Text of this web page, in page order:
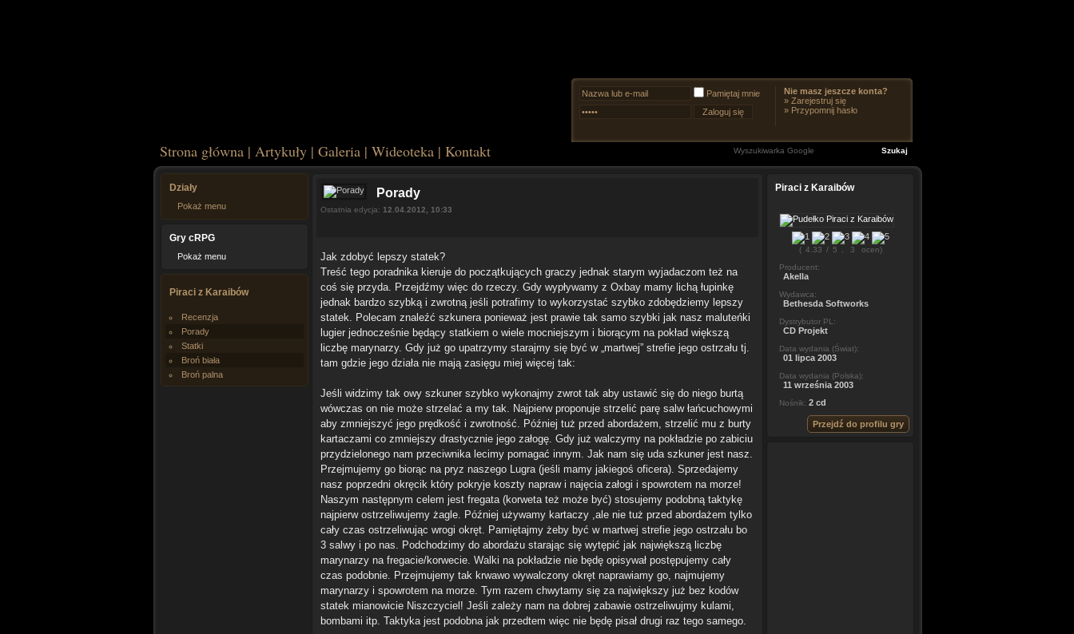
Pamiętaj mnie
Nie masz jeszcze konta?
» Zarejestruj się
» Przypomnij hasło
Strona główna | Artykuły | Galeria | Wideoteka | Kontakt
Działy
Pokaż menu
Gry cRPG
Pokaż menu
Piraci z Karaibów
Recenzja
Porady
Statki
Broń biała
Broń palna
Porady
Ostatnia edycja: 12.04.2012, 10:33
Jak zdobyć lepszy statek?
Treść tego poradnika kieruje do początkujących graczy jednak starym wyjadaczom też na
coś się przyda. Przejdźmy więc do rzeczy. Gdy wypływamy z Oxbay mamy lichą łupinkę
jednak bardzo szybką i zwrotną jeśli potrafimy to wykorzystać szybko zdobędziemy lepszy
statek. Polecam znaleźć szkunera ponieważ jest prawie tak samo szybki jak nasz maluteńki
lugier jednocześnie będący statkiem o wiele mocniejszym i biorącym na pokład większą
liczbę marynarzy. Gdy już go upatrzymy starajmy się być w „martwej” strefie jego ostrzału tj.
tam gdzie jego działa nie mają zasięgu miej więcej tak:
Jeśli widzimy tak owy szkuner szybko wykonajmy zwrot tak aby ustawić się do niego burtą
wówczas on nie może strzelać a my tak. Najpierw proponuje strzelić parę salw łańcuchowymi
aby zmniejszyć jego prędkość i zwrotność. Później tuż przed abordażem, strzelić mu z burty
kartaczami co zmniejszy drastycznie jego załogę. Gdy już walczymy na pokładzie po zabiciu
przydzielonego nam przeciwnika lecimy pomagać innym. Jak nam się uda szkuner jest nasz.
Przejmujemy go biorąc na pryz naszego Lugra (jeśli mamy jakiegoś oficera). Sprzedajemy
nasz poprzedni okręcik który pokryje koszty napraw i najęcia załogi i spowrotem na morze!
Naszym następnym celem jest fregata (korweta też może być) stosujemy podobną taktykę
najpierw ostrzeliwujemy żagle. Później używamy kartaczy ,ale nie tuż przed abordażem tylko
cały czas ostrzeliwując wrogi okręt. Pamiętajmy żeby być w martwej strefie jego ostrzału bo
3 salwy i po nas. Podchodzimy do abordażu starając się wytępić jak największą liczbę
marynarzy na fregacie/korwecie. Walki na pokładzie nie będę opisywał postępujemy cały
czas podobnie. Przejmujemy tak krwawo wywalczony okręt naprawiamy go, najmujemy
marynarzy i spowrotem na morze. Tym razem chwytamy się za największy już bez kodów
statek mianowicie Niszczyciel! Jeśli zależy nam na dobrej zabawie ostrzeliwujmy kulami,
bombami itp. Taktyka jest podobna jak przedtem więc nie będę pisał drugi raz tego samego.
Piraci z Karaibów
( 4.33 / 5 3
ocen)
Producent:
Akella
Wydawca:
Bethesda Softworks
Dystrybutor PL:
CD Projekt
Data wydania (Świat):
01 lipca 2003
Data wydania (Polska):
11 września 2003
Nośnik: 2 cd
Przejdź do profilu gry